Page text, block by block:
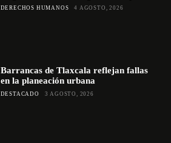
DERECHOS HUMANOS 4 AGOSTO, 2026
Barrancas de Tlaxcala reflejan fallas
en la planeación urbana
DESTACADO 3 AGOSTO, 2026